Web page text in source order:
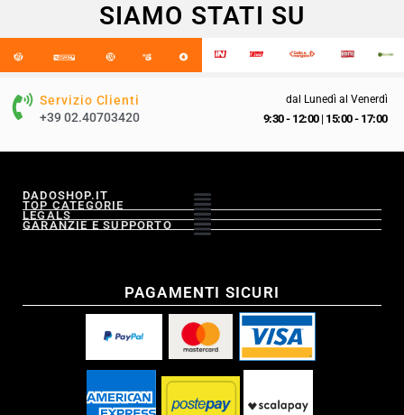
SIAMO STATI SU
Servizio Clienti
+39 02.40703420
dal Lunedì al Venerdì
9:30 - 12:00| 15:00 - 17:00
DADOSHOP.IT
TOP CATEGORIE
LEGALS
GARANZIE E SUPPORTO
PAGAMENTI SICURI